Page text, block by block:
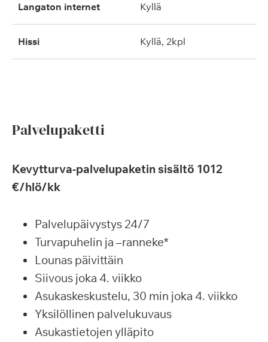
langaton internet kyllä
hissi kyllä, 2kpl
Palvelupaketti
Kevytturva-palvelupaketin sisältö 1012
€/hlö/kk
Palvelupäivystys 24/7
Turvapuhelin ja –ranneke*
Lounas päivittäin
Siivous joka 4. viikko
Asukaskeskustelu, 30 min joka 4. viikko
Yksilöllinen palvelukuvaus
Asukastietojen ylläpito